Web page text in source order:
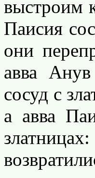
выстроим
Паисия
они
авва
сосуд с
а авва